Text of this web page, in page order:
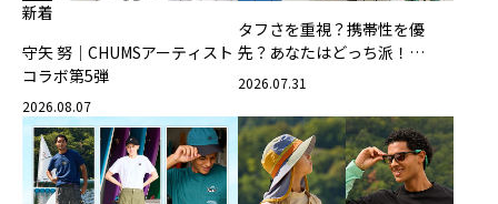
新着
守矢 努｜CHUMSアーティスト
コラボ第5弾
2026.08.07
タフさを重視？携帯性を優
先？あなたはどっち派！
CHUMSの軽量バッグ
2026.07.31